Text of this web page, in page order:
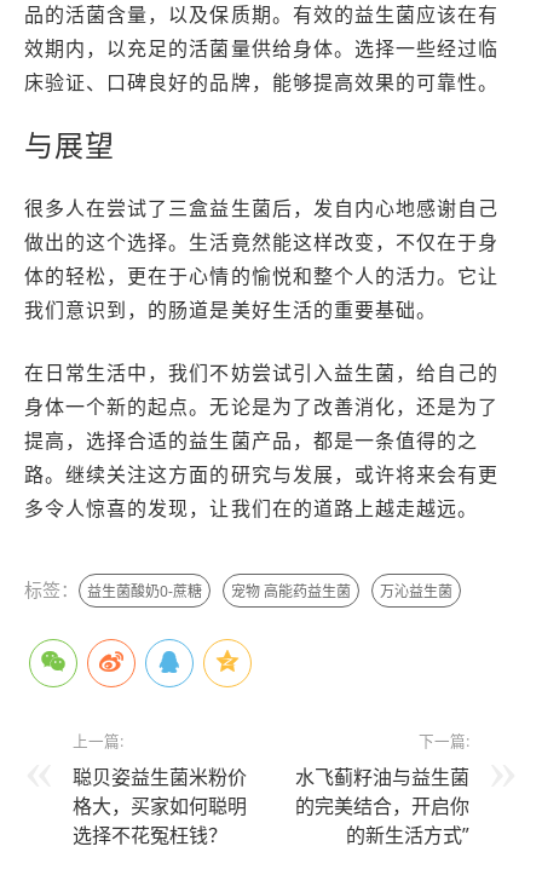
品的活菌含量，以及保质期。有效的益生菌应该在有
效期内，以充足的活菌量供给身体。选择一些经过临
床验证、口碑良好的品牌，能够提高效果的可靠性。
与展望
很多人在尝试了三盒益生菌后，发自内心地感谢自己
做出的这个选择。生活竟然能这样改变，不仅在于身
体的轻松，更在于心情的愉悦和整个人的活力。它让
我们意识到，的肠道是美好生活的重要基础。
在日常生活中，我们不妨尝试引入益生菌，给自己的
身体一个新的起点。无论是为了改善消化，还是为了
提高，选择合适的益生菌产品，都是一条值得的之
路。继续关注这方面的研究与发展，或许将来会有更
多令人惊喜的发现，让我们在的道路上越走越远。
标签： 益生菌酸奶0-蔗糖 宠物 高能药益生菌 万沁益生菌
上一篇:
聪贝姿益生菌米粉价
格大，买家如何聪明
选择不花冤枉钱？
下一篇:
水飞蓟籽油与益生菌
的完美结合，开启你
的新生活方式”